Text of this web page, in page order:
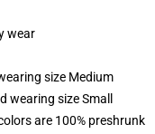
wear
size Medium
wearing size Small
are 100% preshrunk